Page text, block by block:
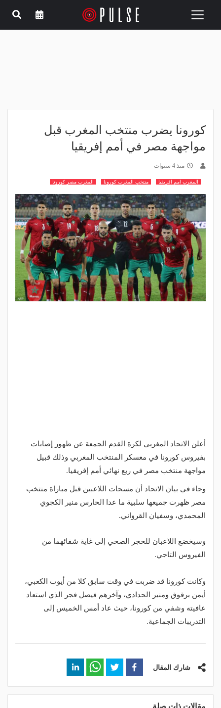
Toggle
كورونا يضرب منتخب المغرب قبل
مواجهة مصر في أمم إفريقيا
منذ 4 سنوات
المغرب امم افريقيا منتخب المغرب كورونا المغرب مصر كورونا
أعلن الاتحاد المغربي لكرة القدم الجمعة عن ظهور إصابات
بفيروس كورونا في معسكر المنتخب المغربي وذلك قبيل
مواجهة منتخب مصر في ربع نهائي أمم إفريقيا.
وجاء في بيان الاتحاد أن مسحات اللاعبين قبل مباراة منتخب
مصر ظهرت جميعها سلبية ما عدا الحارس منير الكجوي
المحمدي، وسفيان القرواني.
وسيخضع اللاعبان للحجر الصحي إلى غاية شفائهما من
الفيروس التاجي.
وكانت كورونا قد ضربت في وقت سابق كلا من أيوب الكعبي،
أيمن برقوق ومنير الحدادي، وآخرهم فيصل فجر الذي استعاد
عافيته وشفي من كورونا، حيث عاد أمس الخميس إلى
التدريبات الجماعية.
شارك المقال